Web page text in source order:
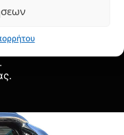
φορτηγάκια pick-
με τη νέα σειρά